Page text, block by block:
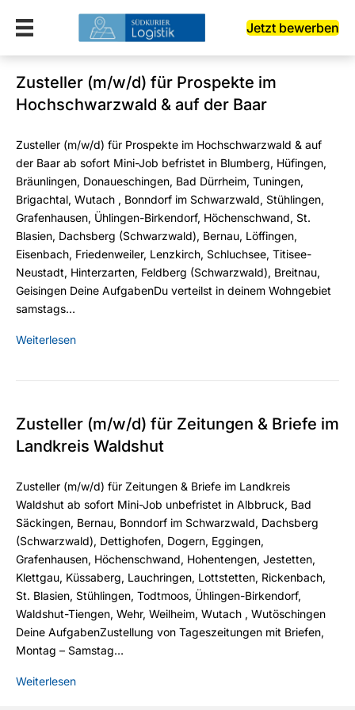
Jetzt bewerben
Zusteller (m/w/d) für Prospekte im
Hochschwarzwald & auf der Baar
Zusteller (m/w/d) für Prospekte im Hochschwarzwald & auf
der Baar ab sofort Mini-Job befristet in Blumberg, Hüfingen,
Bräunlingen, Donaueschingen, Bad Dürrheim, Tuningen,
Brigachtal, Wutach , Bonndorf im Schwarzwald, Stühlingen,
Grafenhausen, Ühlingen-Birkendorf, Höchenschwand, St.
Blasien, Dachsberg (Schwarzwald), Bernau, Löffingen,
Eisenbach, Friedenweiler, Lenzkirch, Schluchsee, Titisee-
Neustadt, Hinterzarten, Feldberg (Schwarzwald), Breitnau,
Geisingen Deine AufgabenDu verteilst in deinem Wohngebiet
samstags…
Weiterlesen
Zusteller (m/w/d) für Zeitungen & Briefe im
Landkreis Waldshut
Zusteller (m/w/d) für Zeitungen & Briefe im Landkreis
Waldshut ab sofort Mini-Job unbefristet in Albbruck, Bad
Säckingen, Bernau, Bonndorf im Schwarzwald, Dachsberg
(Schwarzwald), Dettighofen, Dogern, Eggingen,
Grafenhausen, Höchenschwand, Hohentengen, Jestetten,
Klettgau, Küssaberg, Lauchringen, Lottstetten, Rickenbach,
St. Blasien, Stühlingen, Todtmoos, Ühlingen-Birkendorf,
Waldshut-Tiengen, Wehr, Weilheim, Wutach , Wutöschingen
Deine AufgabenZustellung von Tageszeitungen mit Briefen,
Montag – Samstag…
Weiterlesen